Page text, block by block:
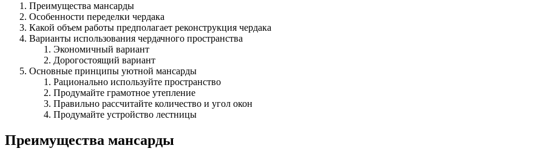
Преимущества мансарды
Особенности переделки чердака
Какой объем работы предполагает реконструкция чердака
Варианты использования чердачного пространства
Экономичный вариант
Дорогостоящий вариант
Основные принципы уютной мансарды
Рационально используйте пространство
Продумайте грамотное утепление
Правильно рассчитайте количество и угол окон
Продумайте устройство лестницы
Преимущества мансарды